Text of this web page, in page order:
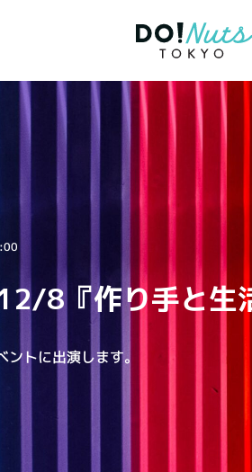
8『作り手と生
トに出演します。